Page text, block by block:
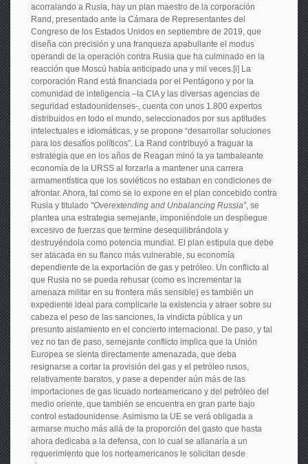
acorralando a Rusia, hay un plan maestro de la corporación
Rand, presentado ante la Cámara de Representantes del
Congreso de los Estados Unidos en septiembre de 2019, que
diseña con precisión y una franqueza apabullante el modus
operandi de la operación contra Rusia que ha culminado en la
reacción que Moscú había anticipado una y mil veces.[i] La
corporación Rand está financiada por el Pentágono y por la
comunidad de inteligencia –la CIA y las diversas agencias de
seguridad estadounidenses-, cuenta con unos 1.800 expertos
distribuidos en todo el mundo, seleccionados por sus aptitudes
intelectuales e idiomáticas, y se propone “desarrollar soluciones
para los desafíos políticos”. La Rand contribuyó a fraguar la
estrategia que en los años de Reagan minó la ya tambaleante
economía de la URSS al forzarla a mantener una carrera
armamentística que los soviéticos no estaban en condiciones de
afrontar. Ahora, tal como se lo expone en el plan concebido contra
Rusia y titulado “Overextending and ‎Unbalancing Russia”, se
plantea una estrategia semejante, imponiéndole un despliegue
excesivo de fuerzas que termine desequilibrándola y
destruyéndola como potencia mundial. El plan estipula que debe
ser atacada en su flanco más vulnerable, su economía
dependiente de la exportación de gas y petróleo. Un conflicto al
que Rusia no se pueda rehusar (como es incrementar la
amenaza militar en su frontera más sensible) es también un
expediente ideal para complicarle la existencia y atraer sobre su
cabeza el peso de las sanciones, la vindicta pública y un
presunto aislamiento en el concierto internacional. De paso, y tal
vez no tan de paso, semejante conflicto implica que la Unión
Europea se sienta directamente amenazada, que deba
resignarse a cortar la provisión del gas y el petróleo rusos,
relativamente baratos, y pase a depender aún más de las
importaciones de gas licuado norteamericano y del petróleo del
medio oriente, que también se encuentra en gran parte bajo
control estadounidense. Asimismo la UE se verá obligada a
armarse mucho más allá de la proporción del gasto que hasta
ahora dedicaba a la defensa, con lo cual se allanaría a un
requerimiento que los norteamericanos le solicitan desde